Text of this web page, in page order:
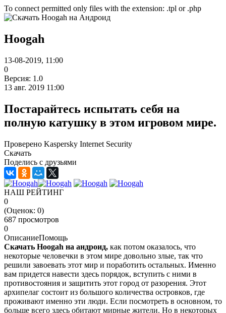
To connect permitted only files with the extension: .tpl or .php
Hoogah
13-08-2019, 11:00
0
Версия: 1.0
13 авг. 2019 11:00
Постарайтесь испытать себя на
полную катушку в этом игровом мире.
Проверено Kaspersky Internet Security
Скачать
Поделись с друзьями
НАШ РЕЙТИНГ
0
(Оценок: 0)
687 просмотров
0
ОписаниеПомощь
Скачать Hoogah на андроид, как потом оказалось, что
некоторые человечки в этом мире довольно злые, так что
решили завоевать этот мир и поработить остальных. Именно
вам придется навести здесь порядок, вступить с ними в
противостояния и защитить этот город от разорения. Этот
архипелаг состоит из большого количества островков, где
проживают именно эти люди. Если посмотреть в основном, то
больше всего здесь обитают мирные жители. Но в некоторых